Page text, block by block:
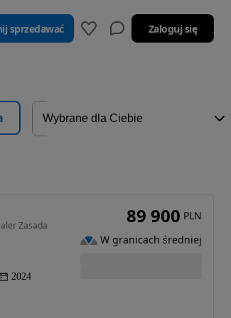
sprzedawać Zaloguj się
Zasada
2024
89 900 PLN
W granicach średniej